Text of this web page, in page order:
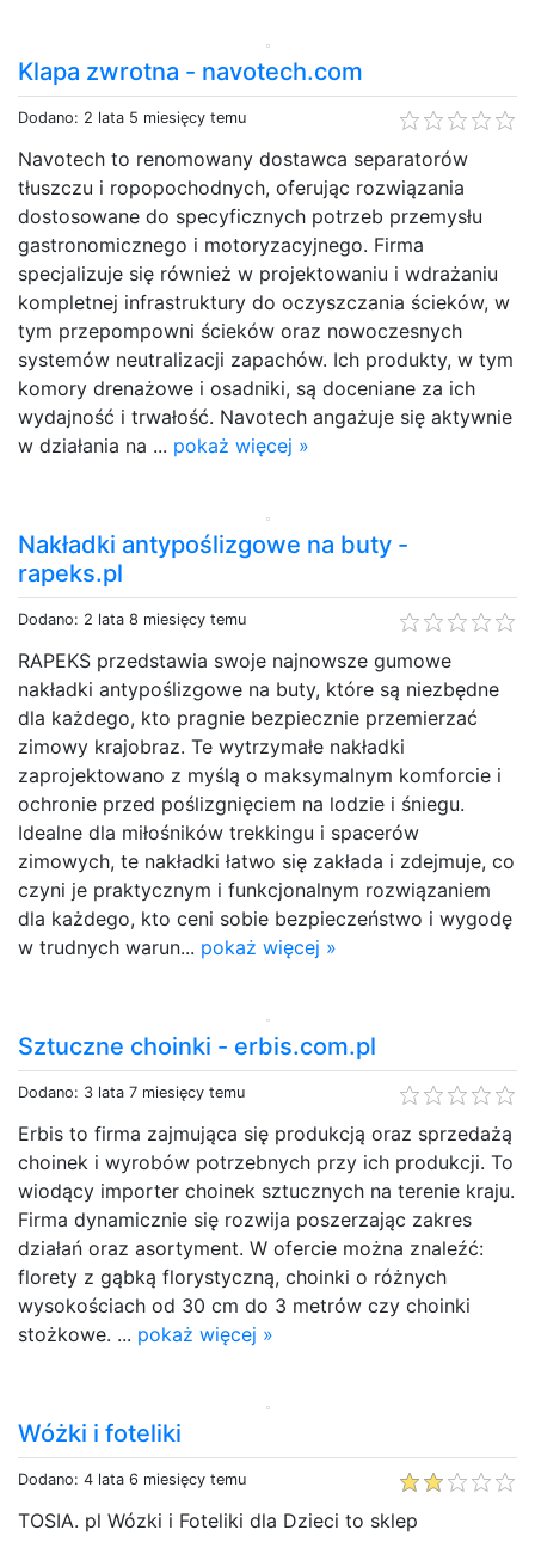
Klapa zwrotna - navotech.com
Dodano: 2 lata 5 miesięcy temu
Navotech to renomowany dostawca separatorów
tłuszczu i ropopochodnych, oferując rozwiązania
dostosowane do specyficznych potrzeb przemysłu
gastronomicznego i motoryzacyjnego. Firma
specjalizuje się również w projektowaniu i wdrażaniu
kompletnej infrastruktury do oczyszczania ścieków, w
tym przepompowni ścieków oraz nowoczesnych
systemów neutralizacji zapachów. Ich produkty, w tym
komory drenażowe i osadniki, są doceniane za ich
wydajność i trwałość. Navotech angażuje się aktywnie
w działania na ... pokaż więcej »
Nakładki antypoślizgowe na buty -
rapeks.pl
Dodano: 2 lata 8 miesięcy temu
RAPEKS przedstawia swoje najnowsze gumowe
nakładki antypoślizgowe na buty, które są niezbędne
dla każdego, kto pragnie bezpiecznie przemierzać
zimowy krajobraz. Te wytrzymałe nakładki
zaprojektowano z myślą o maksymalnym komforcie i
ochronie przed poślizgnięciem na lodzie i śniegu.
Idealne dla miłośników trekkingu i spacerów
zimowych, te nakładki łatwo się zakłada i zdejmuje, co
czyni je praktycznym i funkcjonalnym rozwiązaniem
dla każdego, kto ceni sobie bezpieczeństwo i wygodę
w trudnych warun... pokaż więcej »
Sztuczne choinki - erbis.com.pl
Dodano: 3 lata 7 miesięcy temu
Erbis to firma zajmująca się produkcją oraz sprzedażą
choinek i wyrobów potrzebnych przy ich produkcji. To
wiodący importer choinek sztucznych na terenie kraju.
Firma dynamicznie się rozwija poszerzając zakres
działań oraz asortyment. W ofercie można znaleźć:
florety z gąbką florystyczną, choinki o różnych
wysokościach od 30 cm do 3 metrów czy choinki
stożkowe. ... pokaż więcej »
Wóżki i foteliki
Dodano: 4 lata 6 miesięcy temu
TOSIA. pl Wózki i Foteliki dla Dzieci to sklep